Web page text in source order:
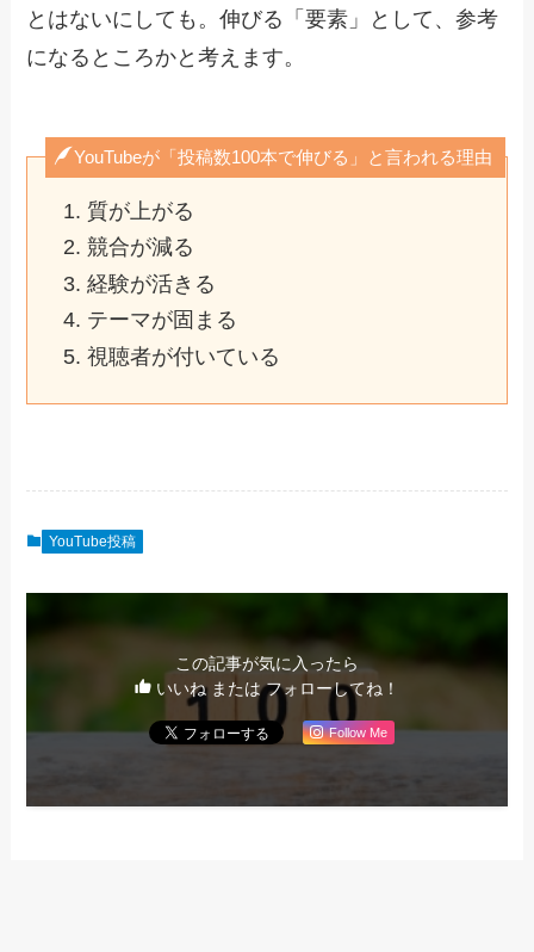
とはないにしても。伸びる「要素」として、参考
になるところかと考えます。
YouTubeが「投稿数100本で伸びる」と言われる理由
質が上がる
競合が減る
経験が活きる
テーマが固まる
視聴者が付いている
YouTube投稿
この記事が気に入ったら
いいね または フォローしてね！
Follow Me